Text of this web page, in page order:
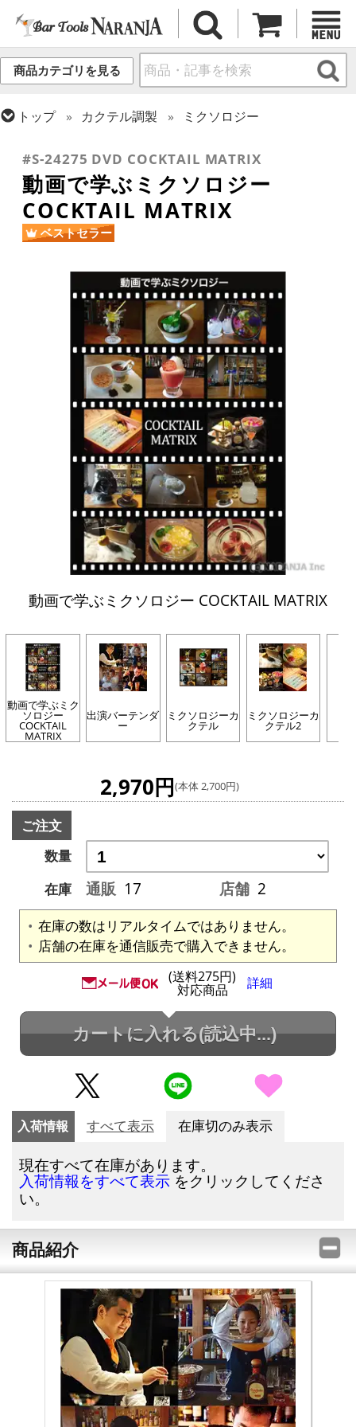
商品カテゴリを見る
トップ カクテル調製
ミクソロジー
#S-24275 DVD COCKTAIL MATRIX
動画で学ぶミクソロジー
COCKTAIL MATRIX
ベストセラー
動画で学ぶミクソロジー COCKTAIL MATRIX
動画で学ぶミク
ソロジー
COCKTAIL
MATRIX
出演バーテンダ
ー
ミクソロジーカ
クテル
ミクソロジーカ
クテル2
2,970円(本体 2,700円)
ご注文
数量
在庫
通販 17 店舗 2
在庫の数はリアルタイムではありません。
店舗の在庫を通信販売で購入できません。
(送料275円)
対応商品 詳細
カートに入れる(読込中...)
入荷情報 すべて表示 在庫切のみ表示
現在すべて在庫があります。
入荷情報をすべて表示 をクリックしてくださ
い。
商品紹介